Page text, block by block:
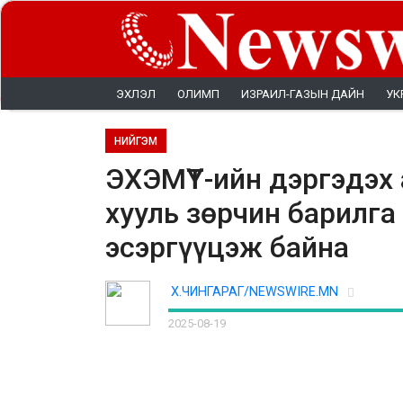
ЭХЛЭЛ ОЛИМП ИЗРАИЛ-ГАЗЫН ДАЙН
НИЙГЭМ
ЭХЭМҮТ-ийн
хууль зөрчин
эсэргүүцэж байна
Х.ЧИНГАРАГ/NEWSWIRE.MN
2025-08-19